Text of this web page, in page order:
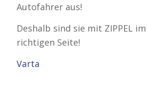
Autofahrer aus!
Deshalb sind sie mit ZIPPEL
richtigen Seite!
Varta